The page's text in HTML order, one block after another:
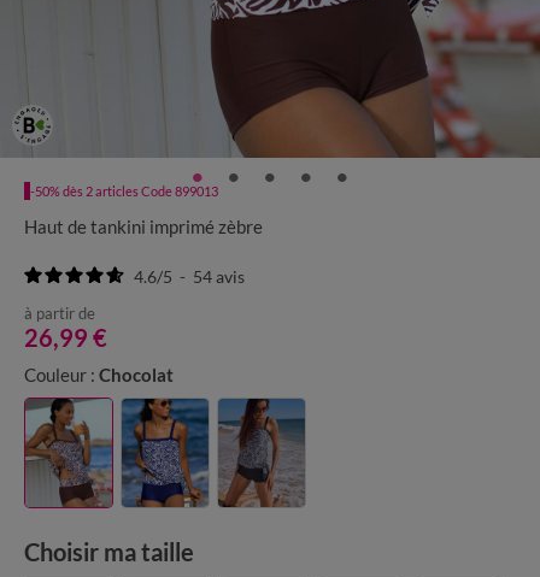
-50% dès 2 articles Code 899013
Haut de tankini imprimé zèbre
4.6/5 - 54avis
à partir de
26,99 €
Couleur : Chocolat
Choisir ma taille